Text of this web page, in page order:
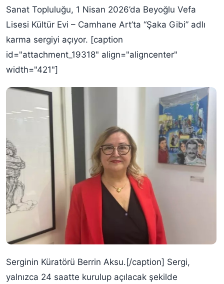
Sanat Topluluğu, 1 Nisan 2026’da Beyoğlu Vefa
Lisesi Kültür Evi – Camhane Art’ta “Şaka Gibi” adlı
karma sergiyi açıyor. [caption
id="attachment_19318" align="aligncenter"
width="421"]
Serginin Küratörü Berrin Aksu.[/caption] Sergi,
yalnızca 24 saatte kurulup açılacak şekilde